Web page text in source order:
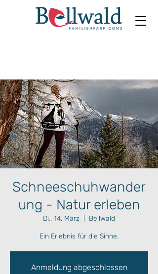
Schneeschuhwander
ung - Natur erleben
Di., 14. März Bellwald
Ein Erlebnis für die Sinne.
Anmeldung abgeschlossen